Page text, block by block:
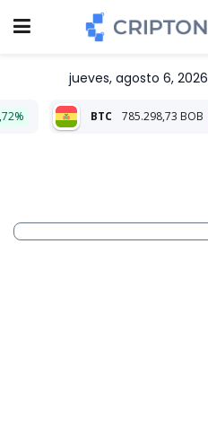
jueves, agosto 6, 2026
BTC 785.298,73 BOB 0,46%